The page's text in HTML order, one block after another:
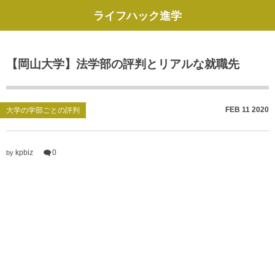
ライフハック進学
【岡山大学】法学部の評判とリアルな就職先
大学の学部ごとの評判 FEB 11 2020
by kpbiz 0